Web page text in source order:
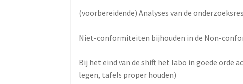
(voorbereidende) Analyses van de
Niet-conformiteiten bijhouden in de Non-
Bij het eind van de shift het labo in goede orde
legen, tafels proper houden)